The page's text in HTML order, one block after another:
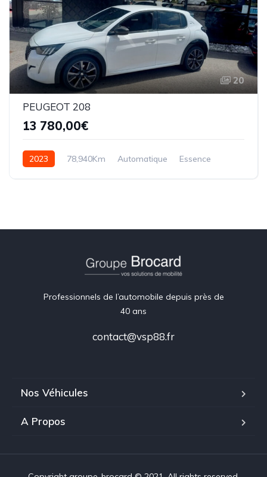
20
PEUGEOT 208
13 780,00€
2023 78,940Km Automatique Essence
Professionnels de l’automobile depuis près de
40 ans
contact@vsp88.fr
Nos Véhicules
A Propos